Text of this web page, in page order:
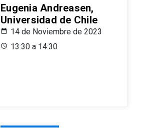
Eugenia Andreasen,
Universidad de Chile
14 de Noviembre de 2023
13:30 a 14:30